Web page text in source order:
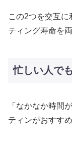
この2つを交互
ティング寿命を
忙しい人で
「なかなか時間
ティンがおすすめ